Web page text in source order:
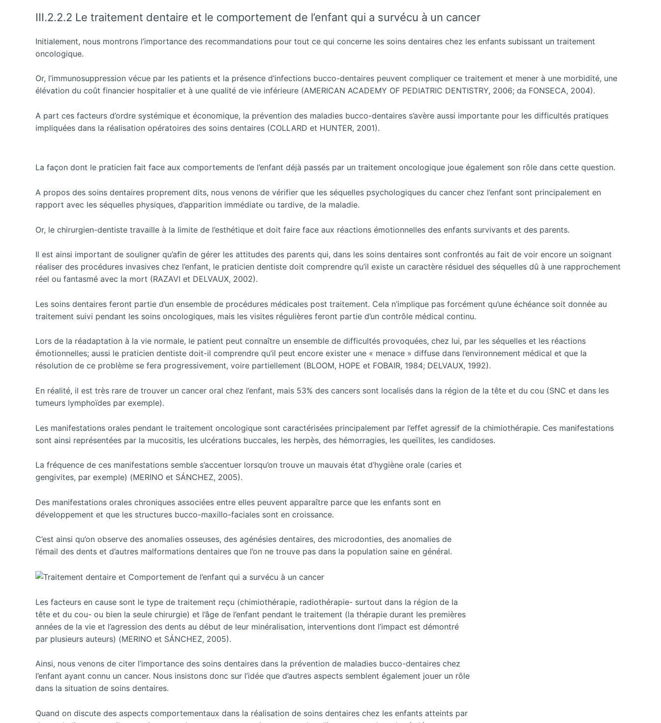
III.2.2.2 Le traitement dentaire et le comportement de l’enfant qui a survécu à un cancer
Initialement, nous montrons l’importance des recommandations pour tout ce qui concerne les soins dentaires chez les enfants subissant un traitement
oncologique.
Or, l’immunosuppression vécue par les patients et la présence d’infections bucco-dentaires peuvent compliquer ce traitement et mener à une morbidité, une
élévation du coût financier hospitalier et à une qualité de vie inférieure (AMERICAN ACADEMY OF PEDIATRIC DENTISTRY, 2006; da FONSECA, 2004).
A part ces facteurs d’ordre systémique et économique, la prévention des maladies bucco-dentaires s’avère aussi importante pour les difficultés pratiques
impliquées dans la réalisation opératoires des soins dentaires (COLLARD et HUNTER, 2001).
La façon dont le praticien fait face aux comportements de l’enfant déjà passés par un traitement oncologique joue également son rôle dans cette question.
A propos des soins dentaires proprement dits, nous venons de vérifier que les séquelles psychologiques du cancer chez l’enfant sont principalement en
rapport avec les séquelles physiques, d’apparition immédiate ou tardive, de la maladie.
Or, le chirurgien-dentiste travaille à la limite de l’esthétique et doit faire face aux réactions émotionnelles des enfants survivants et des parents.
Il est ainsi important de souligner qu’afin de gérer les attitudes des parents qui, dans les soins dentaires sont confrontés au fait de voir encore un soignant
réaliser des procédures invasives chez l’enfant, le praticien dentiste doit comprendre qu’il existe un caractère résiduel des séquelles dû à une rapprochement
réel ou fantasmé avec la mort (RAZAVI et DELVAUX, 2002).
Les soins dentaires feront partie d’un ensemble de procédures médicales post traitement. Cela n’implique pas forcément qu’une échéance soit donnée au
traitement suivi pendant les soins oncologiques, mais les visites régulières feront partie d’un contrôle médical continu.
Lors de la réadaptation à la vie normale, le patient peut connaître un ensemble de difficultés provoquées, chez lui, par les séquelles et les réactions
émotionnelles; aussi le praticien dentiste doit-il comprendre qu’il peut encore exister une « menace » diffuse dans l’environnement médical et que la
résolution de ce problème se fera progressivement, voire partiellement (BLOOM, HOPE et FOBAIR, 1984; DELVAUX, 1992).
En réalité, il est très rare de trouver un cancer oral chez l’enfant, mais 53% des cancers sont localisés dans la région de la tête et du cou (SNC et dans les
tumeurs lymphoïdes par exemple).
Les manifestations orales pendant le traitement oncologique sont caractérisées principalement par l’effet agressif de la chimiothérapie. Ces manifestations
sont ainsi représentées par la mucositis, les ulcérations buccales, les herpès, des hémorragies, les queïlites, les candidoses.
La fréquence de ces manifestations semble s’accentuer lorsqu’on trouve un mauvais état d’hygiène orale (caries et
gengivites, par exemple) (MERINO et SÁNCHEZ, 2005).
Des manifestations orales chroniques associées entre elles peuvent apparaître parce que les enfants sont en
développement et que les structures bucco-maxillo-faciales sont en croissance.
C’est ainsi qu’on observe des anomalies osseuses, des agénésies dentaires, des microdonties, des anomalies de
l’émail des dents et d’autres malformations dentaires que l’on ne trouve pas dans la population saine en général.
Les facteurs en cause sont le type de traitement reçu (chimiothérapie, radiothérapie- surtout dans la région de la
tête et du cou- ou bien la seule chirurgie) et l’âge de l’enfant pendant le traitement (la thérapie durant les premières
années de la vie et l’agression des dents au début de leur minéralisation, interventions dont l’impact est démontré
par plusieurs auteurs) (MERINO et SÁNCHEZ, 2005).
Ainsi, nous venons de citer l’importance des soins dentaires dans la prévention de maladies bucco-dentaires chez
l’enfant ayant connu un cancer. Nous insistons donc sur l’idée que d’autres aspects semblent également jouer un rôle
dans la situation de soins dentaires.
Quand on discute des aspects comportementaux dans la réalisation de soins dentaires chez les enfants atteints par